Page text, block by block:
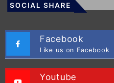
SOCIAL SHARE
Facebook
Like us on Facebook
Youtube